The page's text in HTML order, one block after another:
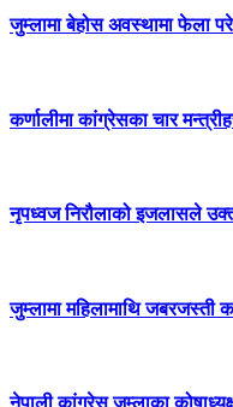
जुम्लामा बेहोस अवस्थामा फेला
कर्णालीमा कांग्रेसका चार
नृपध्वज निरौलाको इजलासले
जुम्लामा महिलामाथि जबरजस्ती